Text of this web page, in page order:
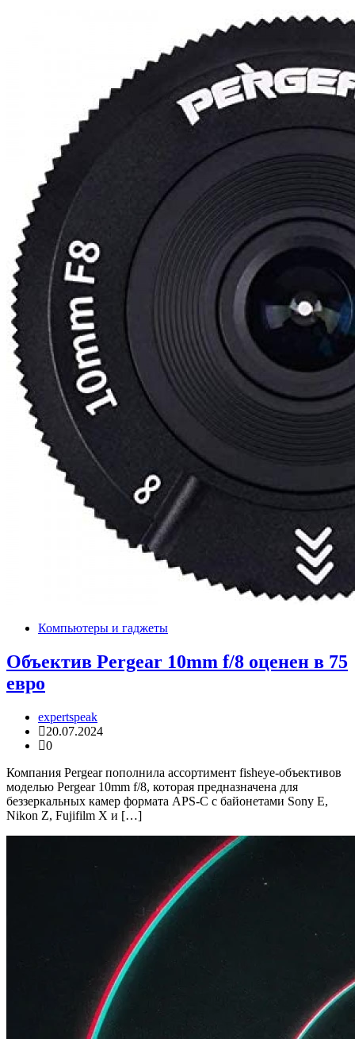
Компьютеры и гаджеты
Объектив Pergear 10mm f/8 оценен в 75
евро
expertspeak
20.07.2024
0
Компания Pergear пополнила ассортимент fisheye-объективов
моделью Pergear 10mm f/8, которая предназначена для
беззеркальных камер формата APS-C с байонетами Sony E,
Nikon Z, Fujifilm X и […]